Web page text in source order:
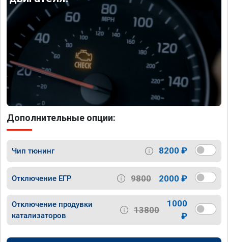
Дополнительные опции:
Чип тюнинг 8200 ₽
Отключение ЕГР 9800 2000 ₽
Отключение продувки
катализаторов
13800
1000
₽